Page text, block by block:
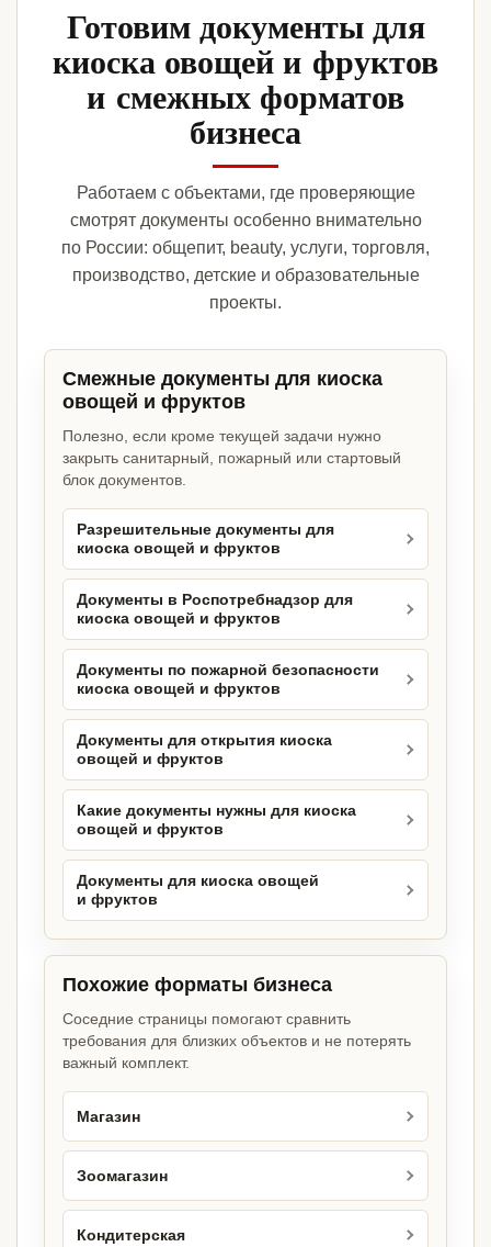
Готовим документы для
киоска овощей и фруктов
и смежных форматов
бизнеса
Работаем с объектами, где проверяющие
смотрят документы особенно внимательно
по России: общепит, beauty, услуги, торговля,
производство, детские и образовательные
проекты.
Смежные документы для киоска
овощей и фруктов
Полезно, если кроме текущей задачи нужно
закрыть санитарный, пожарный или стартовый
блок документов.
Разрешительные документы для
киоска овощей и фруктов
Документы в Роспотребнадзор для
киоска овощей и фруктов
Документы по пожарной безопасности
киоска овощей и фруктов
Документы для открытия киоска
овощей и фруктов
Какие документы нужны для киоска
овощей и фруктов
Документы для киоска овощей
и фруктов
Похожие форматы бизнеса
Соседние страницы помогают сравнить
требования для близких объектов и не потерять
важный комплект.
Магазин
Зоомагазин
Кондитерская